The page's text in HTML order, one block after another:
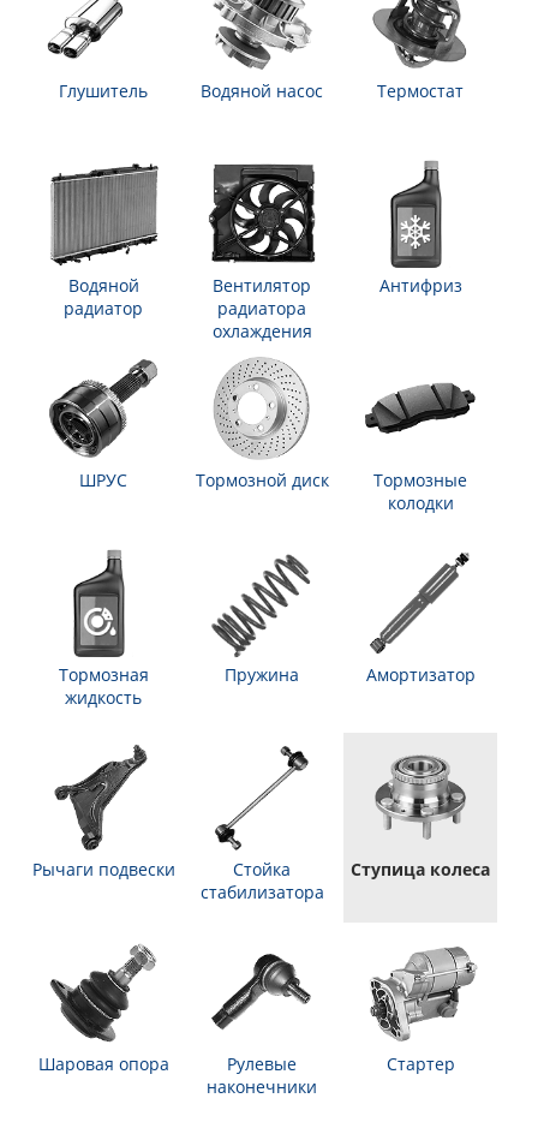
Глушитель Водяной насос Термостат
Водяной
радиатор
Вентилятор
радиатора
охлаждения
Антифриз
ШРУС Тормозной диск
Тормозные
колодки
Тормозная
жидкость
Пружина Амортизатор
Рычаги подвески
Стойка
стабилизатора
Ступица колеса
Шаровая опора
Рулевые
наконечники
Стартер